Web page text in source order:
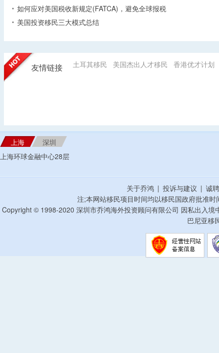
如何应对美国税收新规定(FATCA)，避免全球报税
美国投资移民三大模式总结
友情链接 土耳其移民 美国杰出人才移民 香港优才计划
上海
深圳
上海环球金融中心28层
关于乔鸿 | 投诉与建议 | 诚
注;本网站移民项目时间均以移民国政府批准
Copyright © 1998-2020 深圳市乔鸿海外投资顾问有限公司 因私出入
巴尼亚移